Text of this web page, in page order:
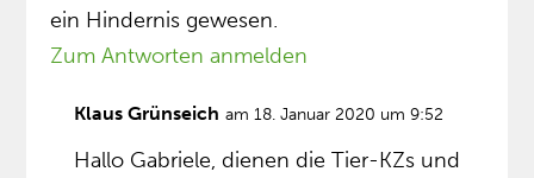
ein Hindernis gewesen.
Zum Antworten anmelden
Klaus Grünseich am 18. Januar 2020 um 9:52
Hallo Gabriele, dienen die Tier-KZs und